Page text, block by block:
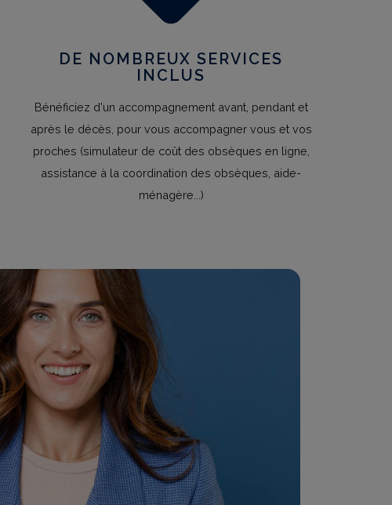
DE NOMBREUX SERVICES
INCLUS
Bénéficiez d'un accompagnement avant, pendant et
après le décès, pour vous accompagner vous et vos
proches (simulateur de coût des obsèques en ligne,
assistance à la coordination des obsèques, aide-
ménagère...)